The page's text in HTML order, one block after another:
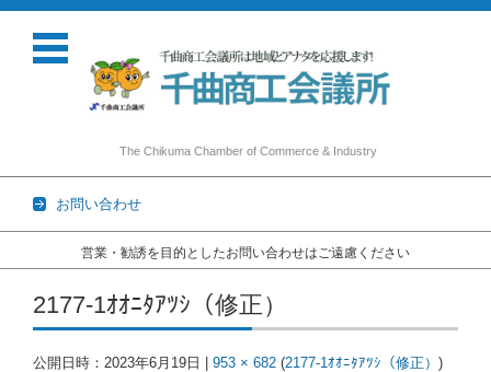
The Chikuma Chamber of Commerce & Industry
お問い合わせ
営業・勧誘を目的としたお問い合わせはご遠慮ください
コンテンツに移動
2177-1ｵｵﾆﾀｱﾂｼ（修正）
公開日時： 2023年6月19日 953 × 682 (2177-1ｵｵﾆﾀｱﾂｼ（修正） )